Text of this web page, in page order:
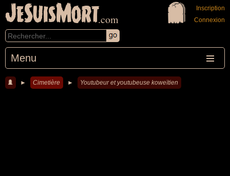
JeSuisMort.com
Menu
Inscription
Connexion
► Cimetière ► Youtubeur et youtubeuse koweïtien